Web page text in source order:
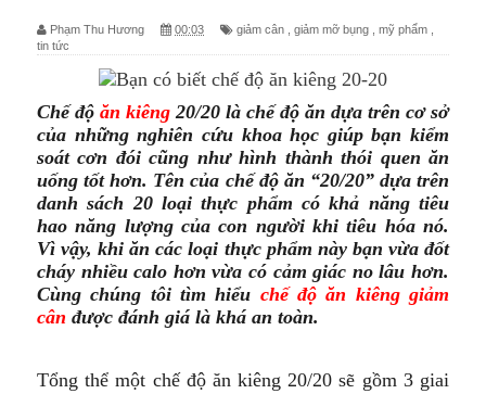
Phạm Thu Hương 00:03 giảm cân giảm mỡ bụng mỹ phẩm
tin tức
Chế độ ăn kiêng 20/20 là chế độ ăn dựa trên cơ sở
của những nghiên cứu khoa học giúp bạn kiểm
soát cơn đói cũng như hình thành thói quen ăn
uống tốt hơn. Tên của chế độ ăn “20/20” dựa trên
danh sách 20 loại thực phẩm có khả năng tiêu
hao năng lượng của con người khi tiêu hóa nó.
Vì vậy, khi ăn các loại thực phẩm này bạn vừa đốt
cháy nhiều calo hơn vừa có cảm giác no lâu hơn.
Cùng chúng tôi tìm hiểu chế độ ăn kiêng giảm
cân được đánh giá là khá an toàn.
Tổng thể một chế độ ăn kiêng 20/20 sẽ gồm 3 giai